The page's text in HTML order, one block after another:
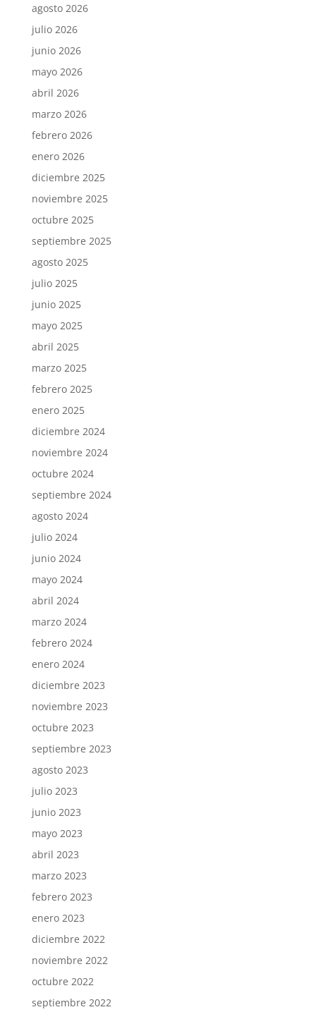
agosto 2026
julio 2026
junio 2026
mayo 2026
abril 2026
marzo 2026
febrero 2026
enero 2026
diciembre 2025
noviembre 2025
octubre 2025
septiembre 2025
agosto 2025
julio 2025
junio 2025
mayo 2025
abril 2025
marzo 2025
febrero 2025
enero 2025
diciembre 2024
noviembre 2024
octubre 2024
septiembre 2024
agosto 2024
julio 2024
junio 2024
mayo 2024
abril 2024
marzo 2024
febrero 2024
enero 2024
diciembre 2023
noviembre 2023
octubre 2023
septiembre 2023
agosto 2023
julio 2023
junio 2023
mayo 2023
abril 2023
marzo 2023
febrero 2023
enero 2023
diciembre 2022
noviembre 2022
octubre 2022
septiembre 2022